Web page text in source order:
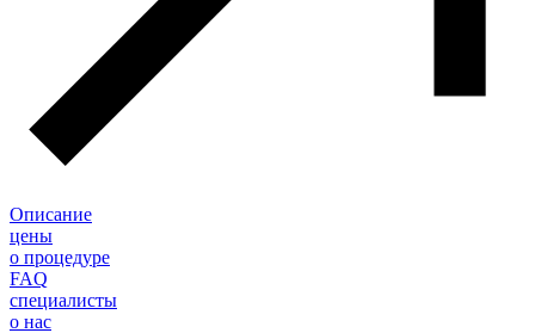
Описание
цены
о процедуре
FAQ
специалисты
о нас